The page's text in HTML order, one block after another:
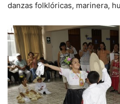
danzas folklóricas, marinera,